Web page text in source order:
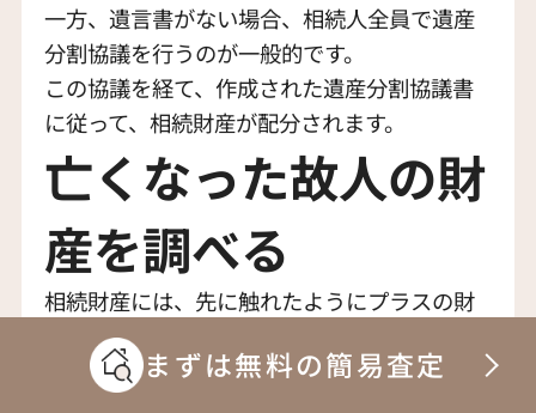
一方、遺言書がない場合、相続人全員で遺産
分割協議を行うのが一般的です。
この協議を経て、作成された遺産分割協議書
に従って、相続財産が配分されます。
亡くなった故人の財
産を調べる
相続財産には、先に触れたようにプラスの財
産と同様にマイナスの財産も含まれることが
あります。まずは無料の簡易査定